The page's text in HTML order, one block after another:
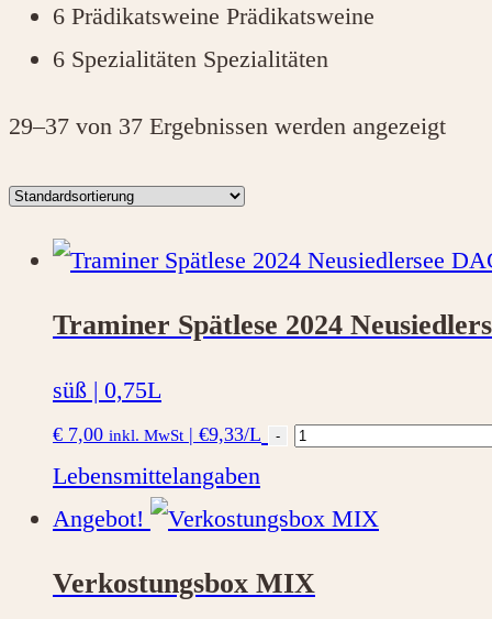
6 Prädikatsweine Prädikatsweine
6 Spezialitäten Spezialitäten
29–37 von 37 Ergebnissen werden angezeigt
Traminer Spätlese 2024
süß | 0,75L
€ 7,00 inkl. MwSt | €9,33/L -
Traminer
2024
DAC
Lebensmittelangaben
Angebot!
Verkostungsbox MIX